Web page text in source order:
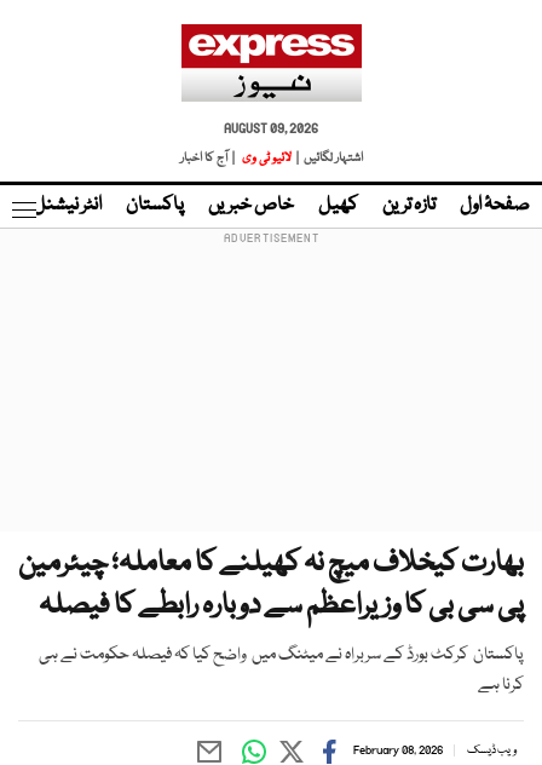
AUGUST 09, 2026
اشتہار لگائیں |
لائیو ٹی وی | آج کا اخبار
صفحۂ اول تازہ ترین کھیل خاص خبریں پاکستان انٹر نیشنل
بھارت کیخلاف میچ نہ کھیلنے کا معاملہ؛ چیئرمین
پی سی بی کا وزیراعظم سے دوبارہ رابطے کا فیصلہ
پاکستان کرکٹ بورڈ کے سربراہ نے میٹنگ میں واضح کیا کہ فیصلہ حکومت نے ہی
کرنا ہے
ویب ڈیسک February 08, 2026